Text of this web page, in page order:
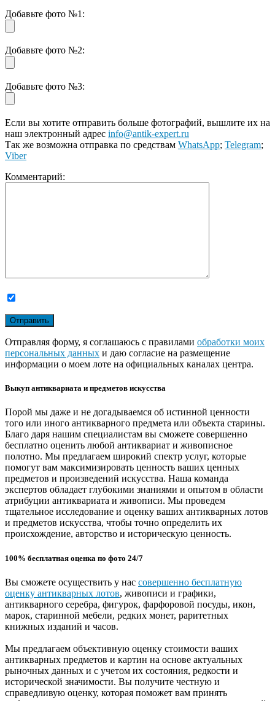
Добавьте фото №1:
Добавьте фото №2:
Добавьте фото №3:
Если вы хотите отправить больше фотографий, вышлите их на
наш электронный адрес info@antik-expert.ru
Так же возможна отправка по средствам WhatsApp; Telegram;
Viber
Комментарий:
Отправляя форму, я соглашаюсь с правилами обработки моих
персональных данных и даю согласие на размещение
информации о моем лоте на официальных каналах центра.
Выкуп антиквариата и предметов искусства
Порой мы даже и не догадываемся об истинной ценности
того или иного антикварного предмета или объекта старины.
Благо даря нашим специалистам вы сможете совершенно
бесплатно оценить любой антиквариат и живописное
полотно. Мы предлагаем широкий спектр услуг, которые
помогут вам максимизировать ценность ваших ценных
предметов и произведений искусства. Наша команда
экспертов обладает глубокими знаниями и опытом в области
атрибуции антиквариата и живописи. Мы проведем
тщательное исследование и оценку ваших антикварных лотов
и предметов искусства, чтобы точно определить их
происхождение, авторство и историческую ценность.
100% бесплатная оценка по фото 24/7
Вы сможете осуществить у нас совершенно бесплатную
оценку антикварных лотов, живописи и графики,
антикварного серебра, фигурок, фарфоровой посуды, икон,
марок, старинной мебели, редких монет, раритетных
книжных изданий и часов.
Мы предлагаем объективную оценку стоимости ваших
антикварных предметов и картин на основе актуальных
рыночных данных и с учетом их состояния, редкости и
исторической значимости. Вы получите честную и
справедливую оценку, которая поможет вам принять